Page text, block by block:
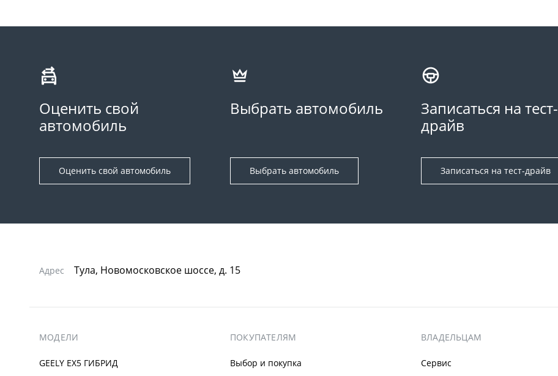
Оценить свой
автомобиль
Оценить свой автомобиль
Выбрать автомобиль
Выбрать автомобиль
Записаться на тест-
драйв
Записаться на тест-драйв
Адрес Тула, Новомосковское шоссе, д. 15
МОДЕЛИ
GEELY EX5 ГИБРИД
ПОКУПАТЕЛЯМ
Выбор и покупка
ВЛАДЕЛЬЦАМ
Сервис